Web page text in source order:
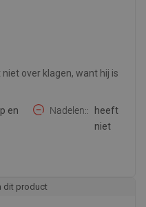
over klagen, want hij is
en
Nadelen:
heeft
niet
dit product